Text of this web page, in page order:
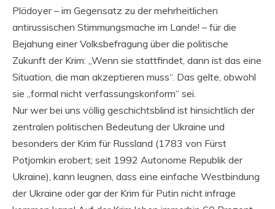
Plädoyer – im Gegensatz zu der mehrheitlichen
antirussischen Stimmungsmache im Lande! – für die
Bejahung einer Volksbefragung über die politische
Zukunft der Krim: „Wenn sie stattfindet, dann ist das eine
Situation, die man akzeptieren muss“. Das gelte, obwohl
sie „formal nicht verfassungskonform“ sei.
Nur wer bei uns völlig geschichtsblind ist hinsichtlich der
zentralen politischen Bedeutung der Ukraine und
besonders der Krim für Russland (1783 von Fürst
Potjomkin erobert; seit 1992 Autonome Republik der
Ukraine), kann leugnen, dass eine einfache Westbindung
der Ukraine oder gar der Krim für Putin nicht infrage